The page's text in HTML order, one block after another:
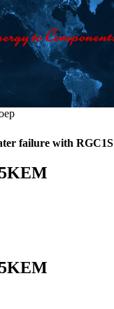
failure with RGC1S